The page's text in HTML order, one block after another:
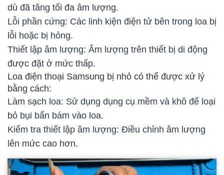
dù đã tăng tối đa âm lượng.
Lỗi phần cứng: Các linh kiện điện tử bên trong loa bị
lỗi hoặc bị hỏng.
Thiết lập âm lượng: Âm lượng trên thiết bị di động
được đặt ở mức thấp.
Loa điện thoại Samsung bị nhỏ có thể được xử lý
bằng cách:
Làm sạch loa: Sử dụng dụng cụ mềm và khô để loại
bỏ bụi bẩn bám vào loa.
Kiểm tra thiết lập âm lượng: Điều chỉnh âm lượng
lên mức cao hơn.